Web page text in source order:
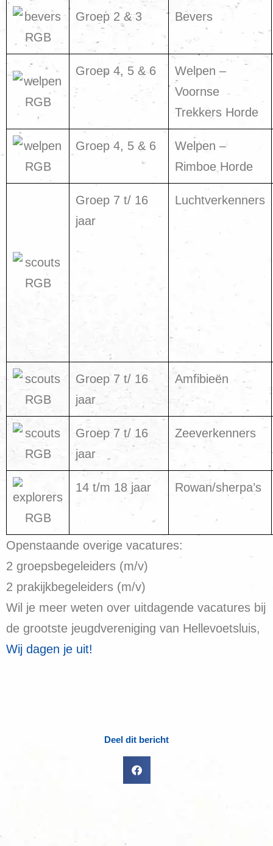
Groep 2 & 3 Bevers
Groep 4, 5 & 6
Welpen –
Voornse
Trekkers Horde
Groep 4, 5 & 6
Welpen –
Rimboe Horde
Groep 7 t/ 16
jaar
Luchtverkenners
Groep 7 t/ 16
jaar
Amfibieën
Groep 7 t/ 16
jaar
Zeeverkenners
14 t/m 18 jaar Rowan/sherpa’s
Openstaande overige vacatures:
2 groepsbegeleiders (m/v)
2 prakijkbegeleiders (m/v)
Wil je meer weten over uitdagende vacatures bij
de grootste jeugdvereniging van Hellevoetsluis,
Wij dagen je uit!
Deel dit bericht